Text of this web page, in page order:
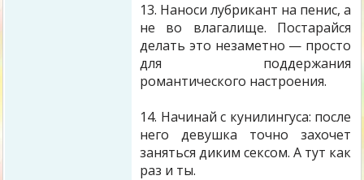
13. Наноси лубрикант на пенис, а
не во влагалище. Постарайся
делать это незаметно — просто
для поддержания
романтического настроения.
14. Начинай с кунилингуса: после
него девушка точно захочет
заняться диким сексом. А тут как
раз и ты.